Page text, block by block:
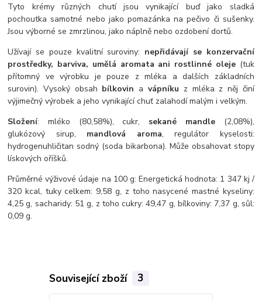
Tyto krémy různých chutí jsou vynikající buď jako sladká
pochoutka samotné nebo jako pomazánka na pečivo či sušenky.
Jsou výborné se zmrzlinou, jako náplně nebo ozdobení dortů.
Užívají se pouze kvalitní suroviny: nepřidávají se konzervační
prostředky, barviva, umělá aromata ani rostlinné oleje (tuk
přítomný ve výrobku je pouze z mléka a dalších základních
surovin). Vysoký obsah bílkovin a vápníku z mléka z něj činí
výjimečný výrobek a jeho vynikající chuť zalahodí malým i velkým.
Složení: mléko (80,58%), cukr, sekané mandle (2,08%),
glukózový sirup, mandlová aroma, regulátor kyselosti:
hydrogenuhličitan sodný (soda bikarbona). Může obsahovat stopy
lískových oříšků.
Průměrné výživové údaje na 100 g: Energetická hodnota: 1 347 kj /
320 kcal, tuky celkem: 9,58 g, z toho nasycené mastné kyseliny:
4,25 g, sacharidy: 51 g, z toho cukry: 49,47 g, bílkoviny: 7,37 g, sůl:
0,09 g.
Související zboží 3